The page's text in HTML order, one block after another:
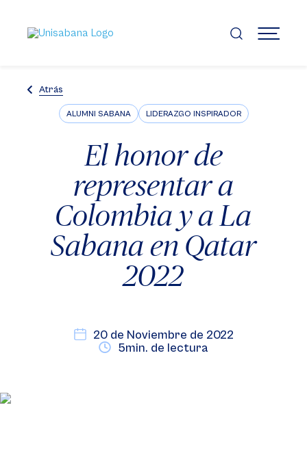
contenido
principal
MENÚ
Atrás
ALUMNI SABANA LIDERAZGO INSPIRADOR
El honor de
representar a
Colombia y a La
Sabana en Qatar
2022
20 de Noviembre de 2022
5min. de lectura